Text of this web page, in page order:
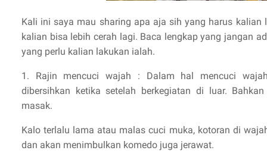
Kali ini saya mau sharing apa aja sih yang harus kalian
kalian bisa lebih cerah lagi. Baca lengkap yang jangan
yang perlu kalian lakukan ialah.
1. Rajin mencuci wajah : Dalam hal mencuci
dibersihkan ketika setelah berkegiatan di luar.
masak.
Kalo terlalu lama atau malas cuci muka, kotoran di
dan akan menimbulkan komedo juga jerawat.